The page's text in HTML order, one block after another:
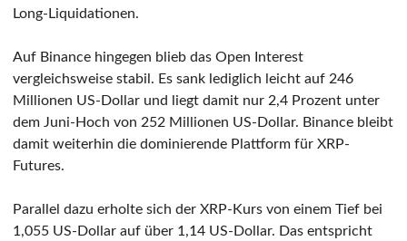
Long-Liquidationen.
Auf Binance hingegen blieb das Open Interest
vergleichsweise stabil. Es sank lediglich leicht auf 246
Millionen US-Dollar und liegt damit nur 2,4 Prozent unter
dem Juni-Hoch von 252 Millionen US-Dollar. Binance bleibt
damit weiterhin die dominierende Plattform für XRP-
Futures.
Parallel dazu erholte sich der XRP-Kurs von einem Tief bei
1,055 US-Dollar auf über 1,14 US-Dollar. Das entspricht